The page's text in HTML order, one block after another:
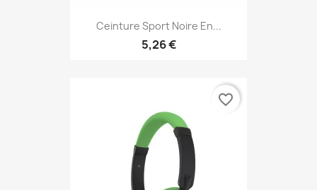
Ceinture Sport Noire En...
5,26 €
favorite_border